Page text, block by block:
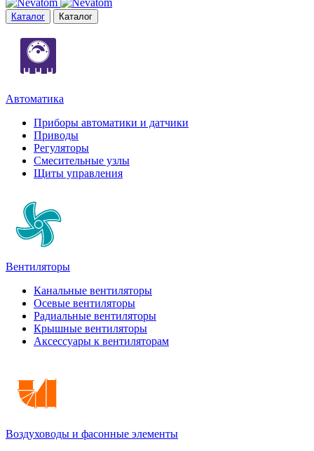
Каталог Каталог
Автоматика
Приборы автоматики и датчики
Приводы
Регуляторы
Смесительные узлы
Щиты управления
Вентиляторы
Канальные вентиляторы
Осевые вентиляторы
Радиальные вентиляторы
Крышные вентиляторы
Аксессуары к вентиляторам
Воздуховоды и фасонные элементы